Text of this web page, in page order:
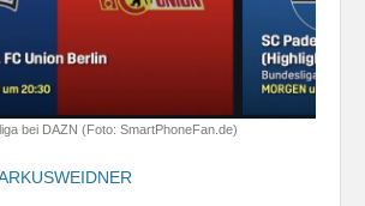
bei DAZN (Foto: SmartPhoneFan.de)